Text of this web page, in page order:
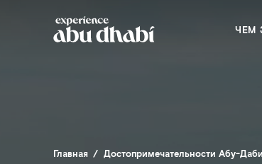
ЧЕМ
Главная / Достопримечательности Абу-Даби